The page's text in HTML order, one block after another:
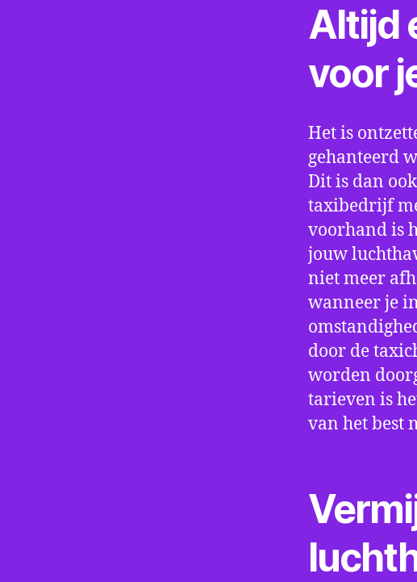
Altijd
voor
Het is
gehanteerd
Dit is dan
taxibedrijf
voorhand is
jouw
niet meer
wanneer je
door de
worden
tarieven is
van het best